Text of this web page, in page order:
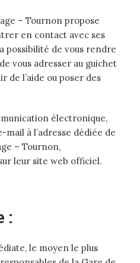
– Tournon propose
en contact avec ses
possibilité de vous rendre
vous adresser au guichet
de l’aide ou poser des
électronique,
à l’adresse dédiée de
– Tournon,
leur site web officiel.
:
le moyen le plus